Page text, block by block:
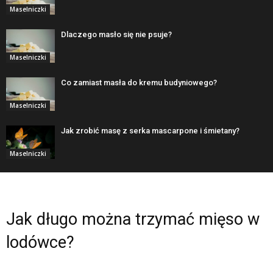
Maselniczki
Maselniczki
Dlaczego masło się nie psuje?
Maselniczki
Co zamiast masła do kremu budyniowego?
Maselniczki
Jak zrobić masę z serka mascarpone i śmietany?
Jak długo można trzymać mięso w
lodówce?